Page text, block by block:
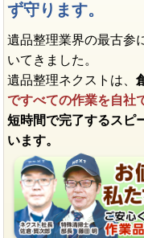
ず守ります。
遺品整理業界の最古参
いてきました。
遺品整理ネクストは、
ですべての作業を自社
短時間で完了するスピ
います。